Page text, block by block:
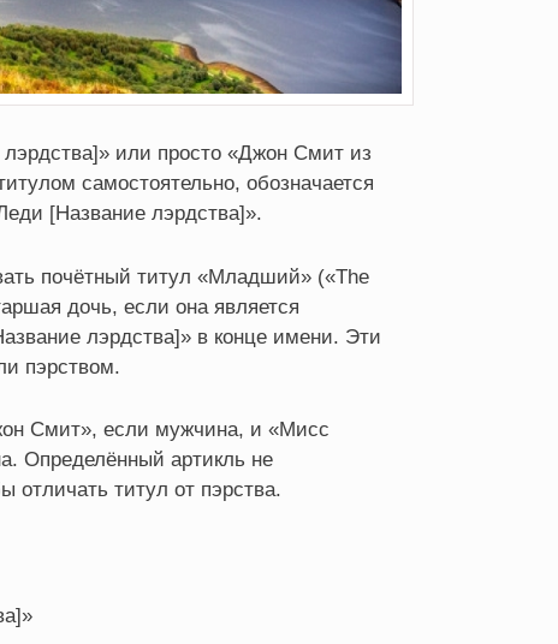
или просто «Джон Смит из
самостоятельно, обозначается
[Название лэрдства]».
почётный титул «Младший» («The
дочь, если она является
лэрдства]» в конце имени. Эти
пэрством.
Смит», если мужчина, и «Мисс
Определённый артикль не
отличать титул от пэрства.